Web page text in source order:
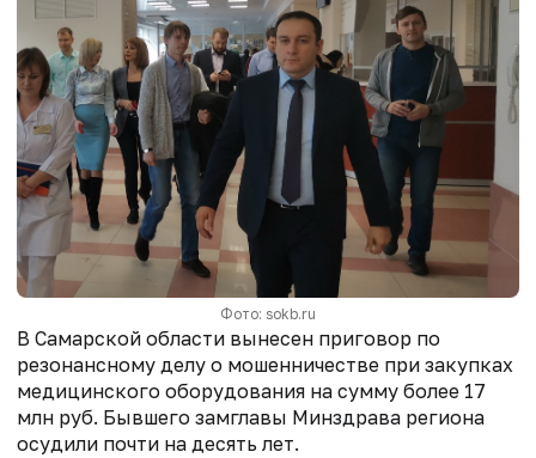
Фото: sokb.ru
В Самарской области вынесен приговор по
резонансному делу о мошенничестве при закупках
медицинского оборудования на сумму более 17
млн руб. Бывшего замглавы Минздрава региона
осудили почти на десять лет.